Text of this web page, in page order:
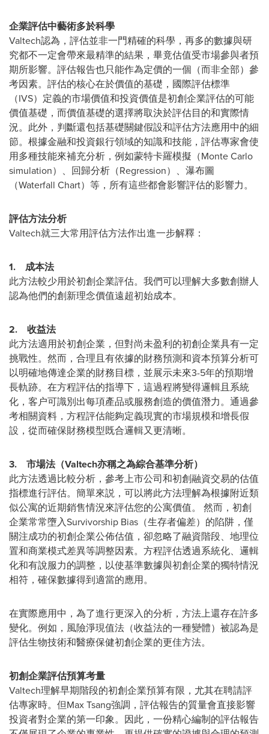
企業評估中藝術多於科學
Valtech認為，評估並非一門精確的科學，再多的數據與研
究都不一定會帶來最精準的結果，畢竟估值受市場參與者預
期所影響。評估報告也只能作為定價的一個（而非全部）參
考因素。評估的核心在於價值的基礎，國際評估標準
（IVS）定義的市場價值和投資價值是初創企業評估的可能
價值基礎，而價值基礎的選擇將取決於評估目的和實際情
況。此外，判斷還包括基礎關鍵假設和評估方法應用中的細
節。根據金融和投資銀行領域的知識和技能，評估專家會使
用多種技能來補充分析，例如蒙特卡羅模擬（Monte Carlo
simulation）、回歸分析（Regression）、瀑布圖
（Waterfall Chart）等，所有這些都會影響評估的影響力。
評估方法分析
Valtech就三大常用評估方法作出進一步解釋：
1. 成本法
此方法較少用於初創企業評估。我們可以理解大多數創辦人
認為他們的創新理念價值遠超初始成本。
2. 收益法
此方法適用於初創企業，但對尚未盈利的初創企業具有一定
挑戰性。然而，合理且有依據的財務預測和資本預算分析可
以明確地傳達企業的財務目標，並展示未來3-5年的預期增
長軌跡。在方程評估的指導下，這過程將變得邏輯且系統
化，客户可識別出每項產品或服務創造的價值潛力。通過參
考相關資料，方程評估能夠定義現實的市場規模和增長假
設，從而確保財務模型既合邏輯又更清晰。
3. 市場法（Valtech亦稱之為綜合基準分析）
此方法透過比較分析，參考上市公司和初創融資交易的估值
指標進行評估。簡單來説，可以將此方法理解為根據附近類
似公寓的近期銷售情況來評估您的公寓價值。 然而，初創
企業常常墮入Survivorship Bias（生存者偏差）的陷阱，僅
關注成功的初創企業公佈估值，卻忽略了融資階段、地理位
置和商業模式差異等調整因素。方程評估透過系統化、邏輯
化和有說服力的調整，以使基準數據與初創企業的獨特情況
相符，確保數據得到適當的應用。
在實際應用中，為了進行更深入的分析，方法上還存在許多
變化。例如，風險淨現值法（收益法的一種變體）被認為是
評估生物技術和醫療保健初創企業的更佳方法。
初創企業評估預算考量
Valtech理解早期階段的初創企業預算有限，尤其在聘請評
估專家時。但Max Tsang強調，評估報告的質量會直接影響
投資者對企業的第一印象。因此，一份精心編制的評估報告